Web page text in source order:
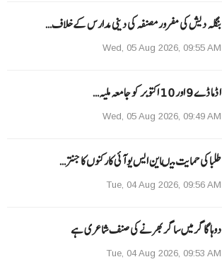
بنگلہ دیش کی مفرور مصنفہ کی دینی مدارس کے خلاف…
Wed, 05 Aug 2026, 09:55 AM
ا ڈما ڈے 9 اور 10 اکتوبر کو جامعہ ملیہ…
Wed, 05 Aug 2026, 09:49 AM
طلبا کی حمایت میںاین ایس یو آئی کارکنوں کا جنتر…
Tue, 04 Aug 2026, 09:56 AM
دوہا گاگر میں ساگر بھرنے کی صنف شاعری ہے
Tue, 04 Aug 2026, 09:53 AM